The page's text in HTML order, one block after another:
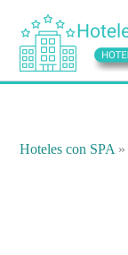
contenido
Hoteles con SPA »